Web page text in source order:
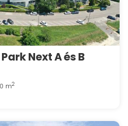
Next A és B
m2